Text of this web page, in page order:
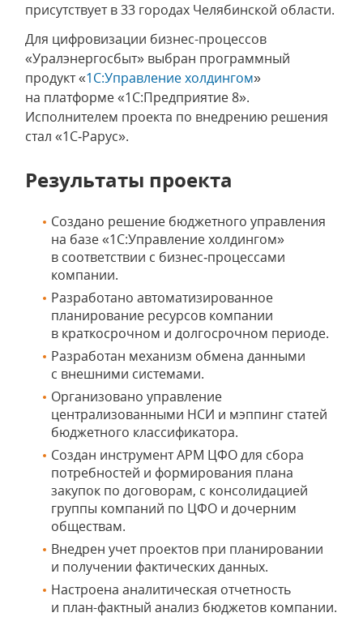
присутствует в 33 городах Челябинской области.
Для цифровизации бизнес-процессов
«Уралэнергосбыт» выбран программный
продукт «1С:Управление холдингом»
на платформе «1С:Предприятие 8».
Исполнителем проекта по внедрению решения
стал «1С‑Рарус».
Результаты проекта
Создано решение бюджетного управления
на базе «1С:Управление холдингом»
в соответствии с бизнес‑процессами
компании.
Разработано автоматизированное
планирование ресурсов компании
в краткосрочном и долгосрочном периоде.
Разработан механизм обмена данными
с внешними системами.
Организовано управление
централизованными НСИ и мэппинг статей
бюджетного классификатора.
Создан инструмент АРМ ЦФО для сбора
потребностей и формирования плана
закупок по договорам, с консолидацией
группы компаний по ЦФО и дочерним
обществам.
Внедрен учет проектов при планировании
и получении фактических данных.
Настроена аналитическая отчетность
и план-фактный анализ бюджетов компании.